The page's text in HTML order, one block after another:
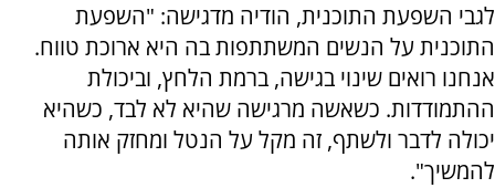
לגבי השפעת התוכנית, הודיה מדגישה: "השפעת
התוכנית על הנשים המשתתפות בה היא ארוכת טווח.
אנחנו רואים שינוי בגישה, ברמת הלחץ, וביכולת
ההתמודדות. כשאשה מרגישה שהיא לא לבד, כשהיא
יכולה לדבר ולשתף, זה מקל על הנטל ומחזק אותה
להמשיך".